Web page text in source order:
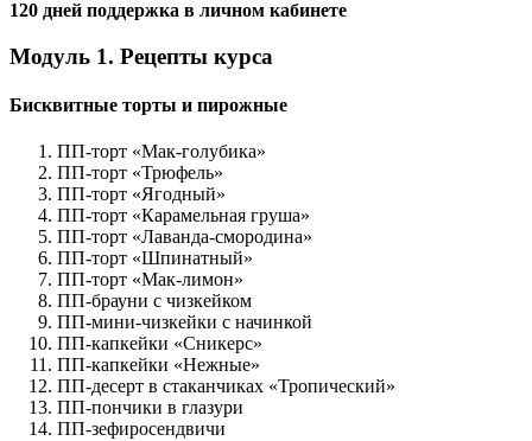
120 дней поддержка в личном кабинете
Модуль 1. Рецепты курса
Бисквитные торты и пирожные
ПП-торт «Мак-голубика»
ПП-торт «Трюфель»
ПП-торт «Ягодный»
ПП-торт «Карамельная груша»
ПП-торт «Лаванда-смородина»
ПП-торт «Шпинатный»
ПП-торт «Мак-лимон»
ПП-брауни с чизкейком
ПП-мини-чизкейки с начинкой
ПП-капкейки «Сникерс»
ПП-капкейки «Нежные»
ПП-десерт в стаканчиках «Тропический»
ПП-пончики в глазури
ПП-зефиросендвичи